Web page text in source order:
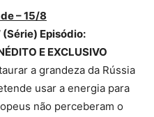
– 15/8
(Série) Episódio:
E EXCLUSIVO
a grandeza da Rússia
usar a energia para
não perceberam o